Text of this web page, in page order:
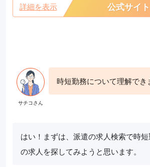
詳細を表示 公式サイ
時短勤務について理解でき
はい！まずは、派遣の求人検索で時
の求人を探してみようと思います。